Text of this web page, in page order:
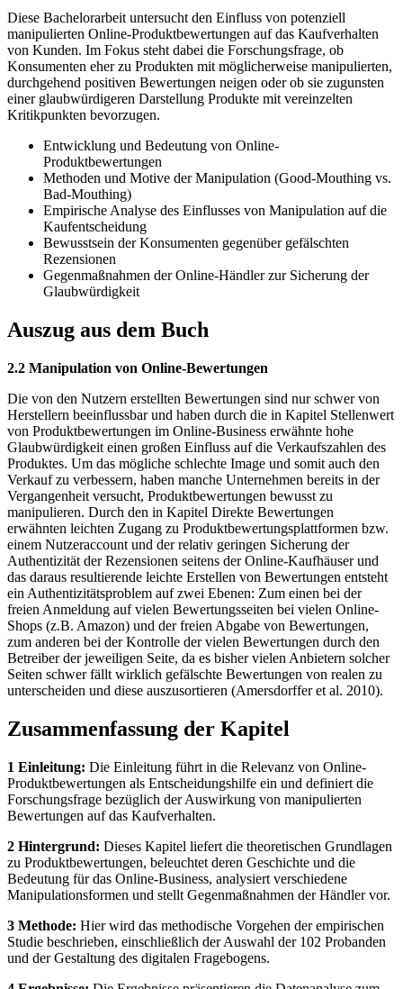
Diese Bachelorarbeit untersucht den Einfluss von potenziell
manipulierten Online-Produktbewertungen auf das Kaufverhalten
von Kunden. Im Fokus steht dabei die Forschungsfrage, ob
Konsumenten eher zu Produkten mit möglicherweise manipulierten,
durchgehend positiven Bewertungen neigen oder ob sie zugunsten
einer glaubwürdigeren Darstellung Produkte mit vereinzelten
Kritikpunkten bevorzugen.
Entwicklung und Bedeutung von Online-
Produktbewertungen
Methoden und Motive der Manipulation (Good-Mouthing vs.
Bad-Mouthing)
Empirische Analyse des Einflusses von Manipulation auf die
Kaufentscheidung
Bewusstsein der Konsumenten gegenüber gefälschten
Rezensionen
Gegenmaßnahmen der Online-Händler zur Sicherung der
Glaubwürdigkeit
Auszug aus dem Buch
2.2 Manipulation von Online-Bewertungen
Die von den Nutzern erstellten Bewertungen sind nur schwer von
Herstellern beeinflussbar und haben durch die in Kapitel Stellenwert
von Produktbewertungen im Online-Business erwähnte hohe
Glaubwürdigkeit einen großen Einfluss auf die Verkaufszahlen des
Produktes. Um das mögliche schlechte Image und somit auch den
Verkauf zu verbessern, haben manche Unternehmen bereits in der
Vergangenheit versucht, Produktbewertungen bewusst zu
manipulieren. Durch den in Kapitel Direkte Bewertungen
erwähnten leichten Zugang zu Produktbewertungsplattformen bzw.
einem Nutzeraccount und der relativ geringen Sicherung der
Authentizität der Rezensionen seitens der Online-Kaufhäuser und
das daraus resultierende leichte Erstellen von Bewertungen entsteht
ein Authentizitätsproblem auf zwei Ebenen: Zum einen bei der
freien Anmeldung auf vielen Bewertungsseiten bei vielen Online-
Shops (z.B. Amazon) und der freien Abgabe von Bewertungen,
zum anderen bei der Kontrolle der vielen Bewertungen durch den
Betreiber der jeweiligen Seite, da es bisher vielen Anbietern solcher
Seiten schwer fällt wirklich gefälschte Bewertungen von realen zu
unterscheiden und diese auszusortieren (Amersdorffer et al. 2010).
Zusammenfassung der Kapitel
1 Einleitung: Die Einleitung führt in die Relevanz von Online-
Produktbewertungen als Entscheidungshilfe ein und definiert die
Forschungsfrage bezüglich der Auswirkung von manipulierten
Bewertungen auf das Kaufverhalten.
2 Hintergrund: Dieses Kapitel liefert die theoretischen Grundlagen
zu Produktbewertungen, beleuchtet deren Geschichte und die
Bedeutung für das Online-Business, analysiert verschiedene
Manipulationsformen und stellt Gegenmaßnahmen der Händler vor.
3 Methode: Hier wird das methodische Vorgehen der empirischen
Studie beschrieben, einschließlich der Auswahl der 102 Probanden
und der Gestaltung des digitalen Fragebogens.